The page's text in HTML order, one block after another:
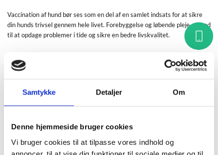
Samtykke Detaljer Om
Denne hjemmeside bruger cookies
Vi bruger cookies til at tilpasse vores indhold og
Vaccination af hund bør ses som en del af en samlet indsats for at sikre
din hunds trivsel gennem hele livet. Forebyggelse og løbende pleje er med
til at opdage problemer i tide og sikre en bedre livskvalitet.
behandlinger som
, der bidrager til god mundhygiejne,
Har du også kat, kan du læse mere omvaccination af kateller
RING TIL OS